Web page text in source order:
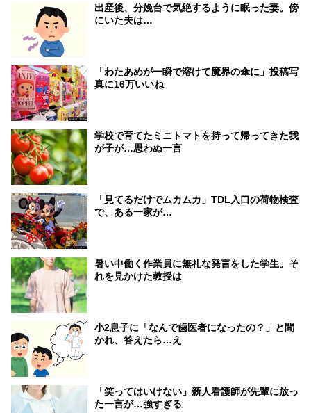
出産後、分娩台で気絶するように眠った妻。傍
にいた夫は…
「わたあめが一瞬で溶けて魔界の傘に」投稿写
真に16万いいね
学校で育てたミニトマトを持って帰ってきた我
が子が…思わぬ一言
「見てるだけでムカムカ」TDL入口の荷物検査
で、ある一家が…
暑い中働く作業員に無礼な発言をした学生。そ
れを見かけた教授は
小2息子に「なんで歯医者になったの？」と聞
かれ、答えたら…え
「笑ってはいけない」新人看護師が先輩に放っ
た一言が…強すぎる